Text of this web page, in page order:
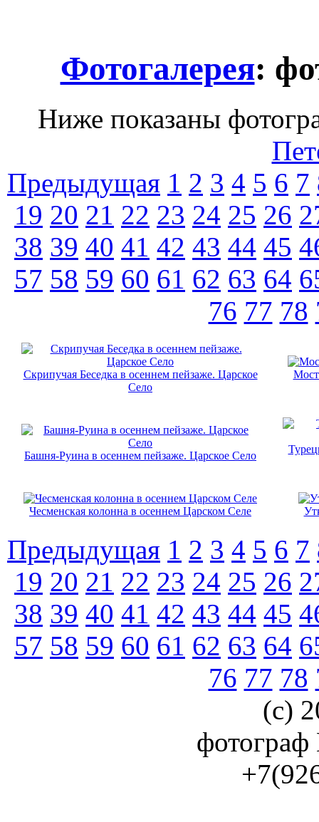
Фотогалерея:
Ниже показаны
Предыдущая 1 2 3 4 5 6 7
19 20 21 22 23 24 25 26
38 39 40 41 42 43 44 45
57 58 59 60 61 62 63 64
76 77 78
Скрипучая Беседка в осеннем пейзаже. Царское
Село
Мост
Башня-Руина в осеннем пейзаже. Царское Село
Чесменская колонна в осеннем Царском Селе
Предыдущая 1 2 3 4 5 6 7
19 20 21 22 23 24 25 26
38 39 40 41 42 43 44 45
57 58 59 60 61 62 63 64
76 77 78
(с)